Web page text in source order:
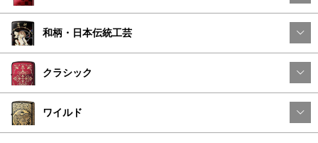
和柄・日本伝統工芸
クラシック
ワイルド